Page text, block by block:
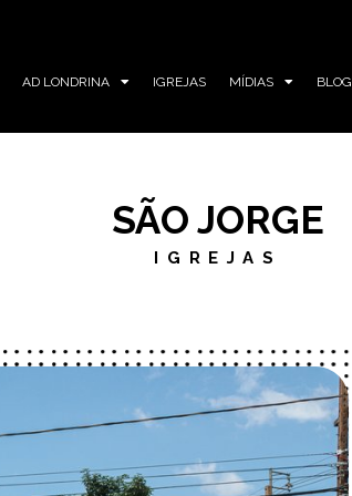
AD LONDRINA IGREJAS MÍDIAS BLOG
SÃO JORGE
IGREJAS